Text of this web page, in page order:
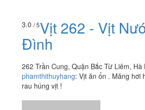
3.0 / 5Vịt 262 - Vịt
Đình
262 Trần Cung, Quận Bắc Từ Liêm, Hà
phamthithuyhang: Vịt ăn ổn . Măng hơi
rau húng vịt !